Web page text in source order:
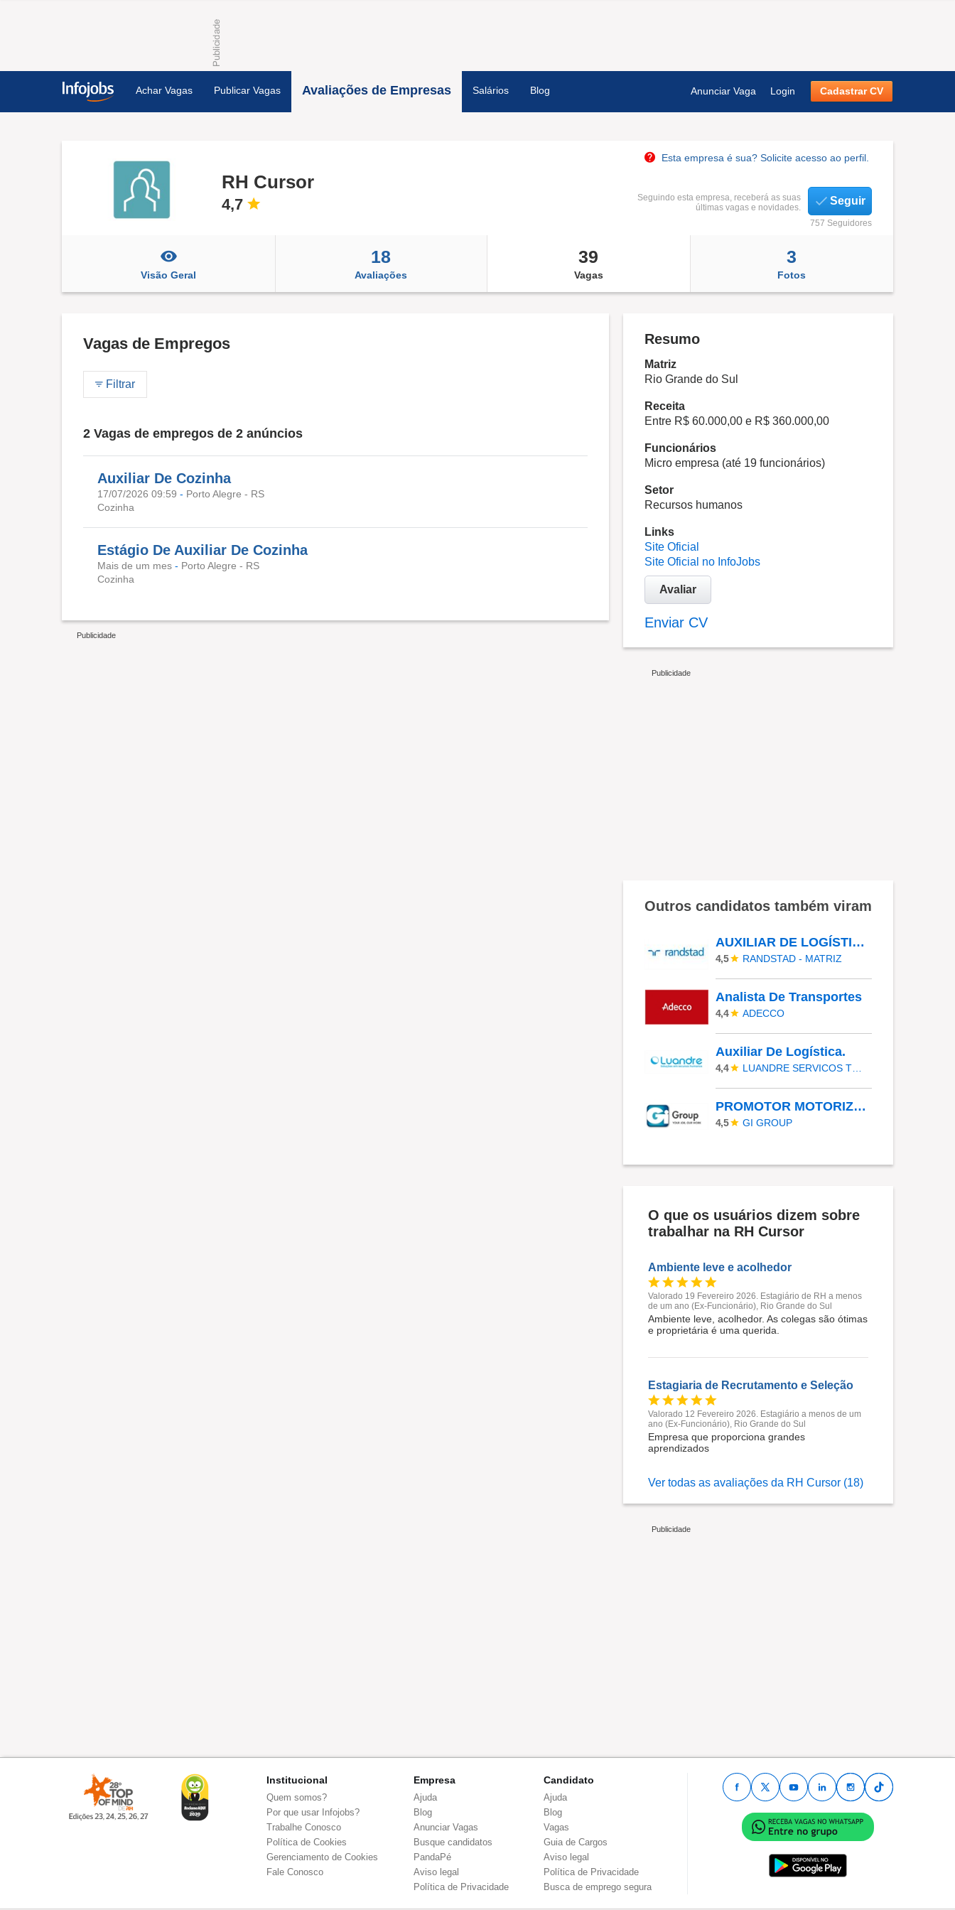
Achar Vagas Publicar Vagas Avaliações de Empresas Salários Blog Anunciar Vaga Login Cadastrar CV
Esta empresa é sua? Solicite acesso ao perfil.
RH Cursor
4,7
Seguindo esta empresa, receberá as suas
últimas vagas e novidades.
Seguir
757 Seguidores
Visão Geral
18
Avaliações
39
Vagas
3
Fotos
Vagas de Empregos
Filtrar
2 Vagas de empregos de 2 anúncios
Auxiliar De Cozinha
17/07/2026 09:59 - Porto Alegre - RS
Cozinha
Estágio De Auxiliar De Cozinha
Mais de um mes - Porto Alegre - RS
Cozinha
Resumo
Matriz
Rio Grande do Sul
Receita
Entre R$ 60.000,00 e R$ 360.000,00
Funcionários
Micro empresa (até 19 funcionários)
Setor
Recursos humanos
Links
Site Oficial
Site Oficial no InfoJobs
Avaliar
Enviar CV
Outros candidatos também viram
AUXILIAR DE LOGÍSTICA - COLOMBO - PR
4,5 RANDSTAD - MATRIZ
Analista De Transportes
4,4 ADECCO
Auxiliar De Logística.
4,4
PROMOTOR MOTORIZADO
4,5 GI GROUP
O que os usuários dizem sobre
trabalhar na RH Cursor
Ambiente leve e acolhedor
Valorado 19 Fevereiro 2026. Estagiário de RH a menos
de um ano (Ex-Funcionário), Rio Grande do Sul
Ambiente leve, acolhedor. As colegas são ótimas
e proprietária é uma querida.
Estagiaria de Recrutamento e Seleção
Valorado 12 Fevereiro 2026. Estagiário a menos de um
ano (Ex-Funcionário), Rio Grande do Sul
Empresa que proporciona grandes
aprendizados
Ver todas as avaliações da RH Cursor (18)
Institucional
Quem somos?
Por que usar Infojobs?
Trabalhe Conosco
Política de Cookies
Gerenciamento de Cookies
Fale Conosco
Empresa
Ajuda
Blog
Anunciar Vagas
Busque candidatos
PandaPé
Aviso legal
Política de Privacidade
Candidato
Ajuda
Blog
Vagas
Guia de Cargos
Aviso legal
Política de Privacidade
Busca de emprego segura